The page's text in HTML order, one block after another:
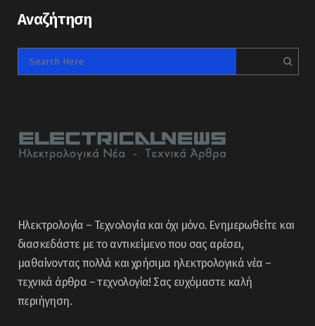
Αναζήτηση
Ηλεκτρολογία – Τεχνολογία και όχι μόνο. Ενημερωθείτε και
διασκεδάστε με το αντικείμενο που σας αρέσει,
μαθαίνοντας πολλά και χρήσιμα ηλεκτρολογικά νέα –
τεχνικά άρθρα – τεχνολογία! Σας ευχόμαστε καλή
περιήγηση.